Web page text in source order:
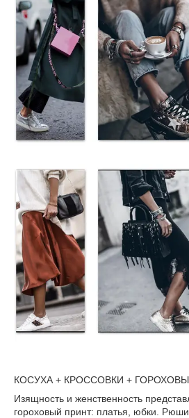
КОСУХА + КРОССОВКИ +
Изящность и женственность
гороховый принт: платья, юбки.